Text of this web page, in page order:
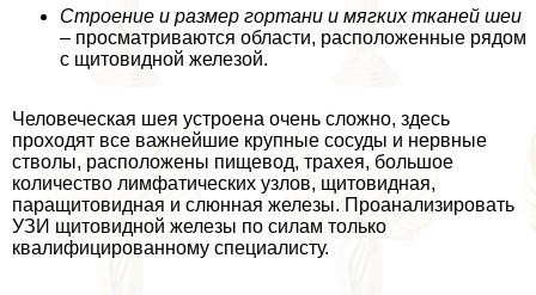
Строение и размер гортани и мягких тканей шеи
– просматриваются области, расположенные рядом
с щитовидной железой.
Человеческая шея устроена очень сложно, здесь
проходят все важнейшие крупные сосуды и нервные
стволы, расположены пищевод, трахея, большое
количество лимфатических узлов, щитовидная,
паращитовидная и слюнная железы. Проанализировать
УЗИ щитовидной железы по силам только
квалифицированному специалисту.